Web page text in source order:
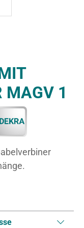
MAGV 1